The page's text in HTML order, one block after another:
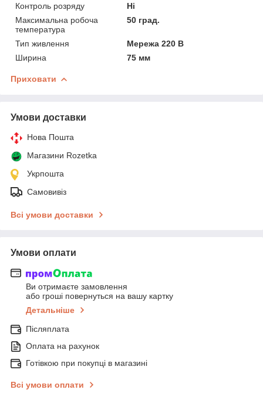
Контроль розряду
Ні
Максимальна робоча
температура
50 град.
Тип живлення
Мережа 220 В
Ширина
75 мм
Приховати
Умови доставки
Нова Пошта
Магазини Rozetka
Укрпошта
Самовивіз
Всі умови доставки
Умови оплати
Ви отримаєте замовлення
або гроші повернуться на вашу картку
Детальніше
Післяплата
Оплата на рахунок
Готівкою при покупці в магазині
Всі умови оплати